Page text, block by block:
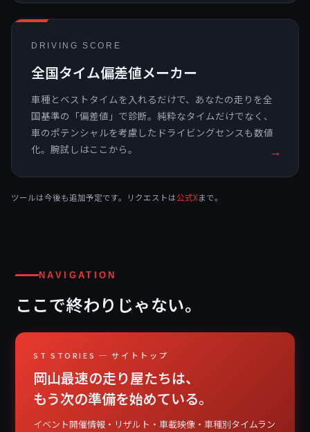
DRIVING SCORE
全国タイム偏差値メーカー
車種とベストタイムを入れるだけで、あなたの走りを全
国基準の「偏差値」で診断。純粋なタイムだけでなく、
車のポテンシャルを考慮したドライビングセンスも数値
化。腕試しはここから。
→
ツールは今後も追加予定です。リクエストは公式Xまで。
NAVIGATION
ここで終わりじゃない。
ST STORIES ─ サイトトップ
岡山最速の走り屋たちは、
もう次の準備を始めている。
イベント開催情報・リザルト・車載映像・車種別タイムラン